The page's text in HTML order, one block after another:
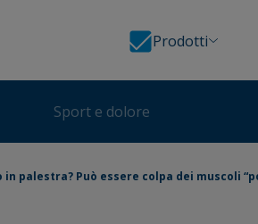
Prodotti
Sport e dolore
palestra? Può essere colpa dei muscoli